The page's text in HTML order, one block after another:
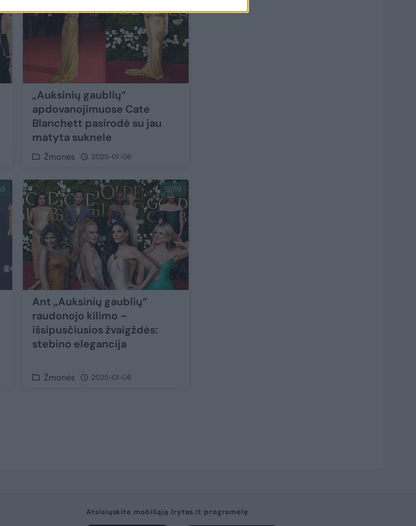
„Auksinių gaublių“
apdovanojimuose Cate
Blanchett pasirodė su jau
matyta suknele
Žmonės 2025-01-06
3 119
Ant „Auksinių gaublių“
raudonojo kilimo –
išsipusčiusios žvaigždės:
stebino elegancija
Žmonės 2025-01-06
Atsisiųskite mobiliąją lrytas.lt programėlę